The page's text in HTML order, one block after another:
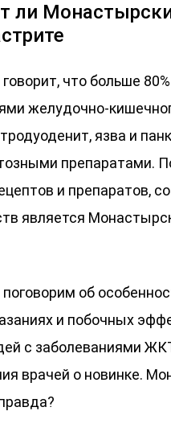
ли
что больше
желудочно-
язва и
препаратами.
и препаратов,
является
об
и побочных
с заболеваниями
врачей о новинке.